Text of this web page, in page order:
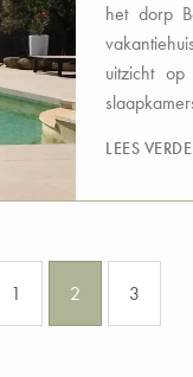
het dorp
uitzicht
LEES
1 2 3